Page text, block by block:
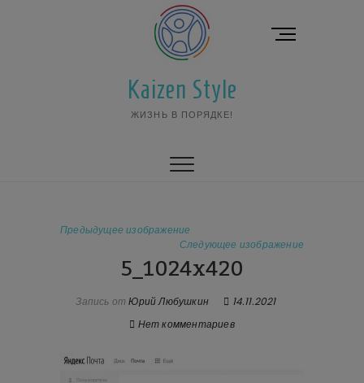
Kaizen Style
ЖИЗНЬ В ПОРЯДКЕ!
К
Предыдущее изображение
Следующее изображение
5_1024x420
Запись от Юрий Любушкин
14.11.2021
Нет комментариев